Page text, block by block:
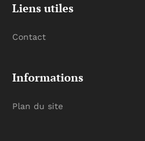
Liens utiles
Contact
Informations
Plan du site